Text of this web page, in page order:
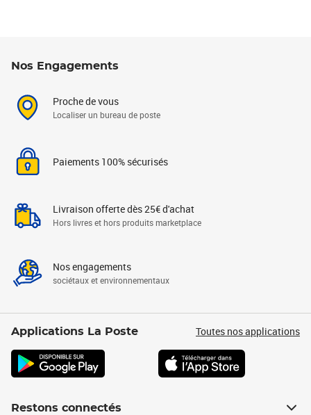
Nos Engagements
Proche de vous
Localiser un bureau de poste
Paiements 100% sécurisés
Livraison offerte dès 25€ d'achat
Hors livres et hors produits marketplace
Nos engagements
sociétaux et environnementaux
Applications La Poste Toutes nos applications
Restons connectés